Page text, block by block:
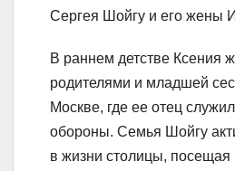
Сергея Шойгу и его жены
В раннем детстве Ксения
родителями и младшей
Москве, где ее отец
обороны. Семья Шойгу
в жизни столицы, посещая